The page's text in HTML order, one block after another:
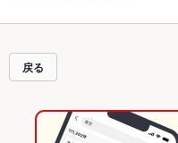
しができます。ホットペッパー
ておきのメニューや季節のおすす
友達どうしの飲み会にも、会社の
利にホットペッパーグルメをご利
戻る